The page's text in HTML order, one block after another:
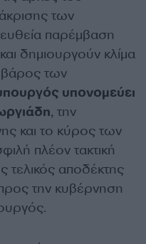
των
παρέμβαση
δημιουργούν κλίμα
βάρος των
υπονομεύει
, την
και το κύρος των
πλέον τακτική
αποδέκτης
την κυβέρνηση